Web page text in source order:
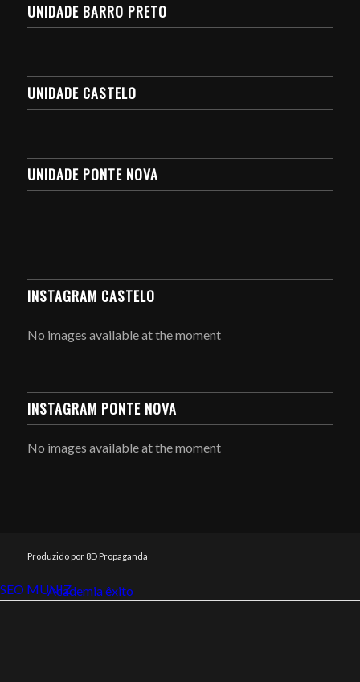
UNIDADE BARRO PRETO
UNIDADE CASTELO
UNIDADE PONTE NOVA
INSTAGRAM CASTELO
No images available at the moment
INSTAGRAM PONTE NOVA
No images available at the moment
Produzido por 8D Propaganda
SEO MUNIZ
Link112Academia êxito